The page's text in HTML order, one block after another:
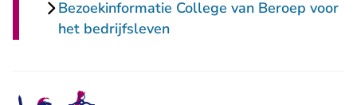
Bezoekinformatie College van Beroep voor
het bedrijfsleven